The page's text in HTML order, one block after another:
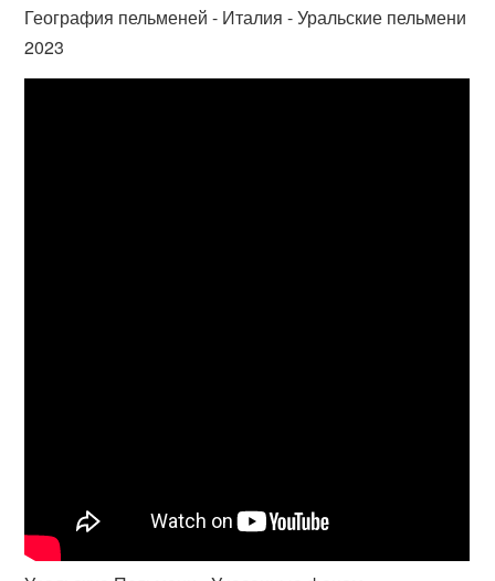
География пельменей - Италия - Уральские пельмени
2023